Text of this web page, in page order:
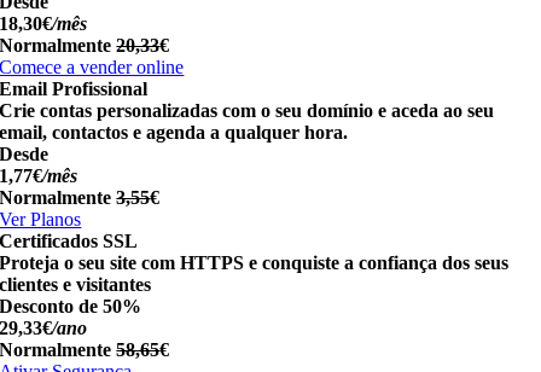
18,30€/mês
Normalmente20,33€
Comece a vender online
Email Profissional
Crie contas personalizadas com o seu domínio e aceda ao seu
email, contactos e agenda a qualquer hora.
Desde
1,77€/mês
Normalmente3,55€
Ver Planos
Certificados SSL
Proteja o seu site com HTTPS e conquiste a confiança dos seus
clientes e visitantes
Desconto de 50%
29,33€/ano
Normalmente58,65€